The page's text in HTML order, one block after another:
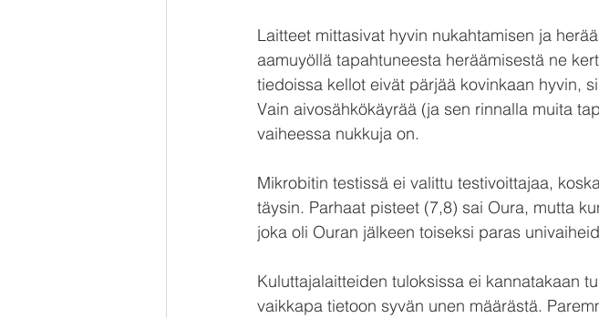
Laitteet mittasivat hyvin nukahtamisen ja
aamuyöllä tapahtuneesta heräämisestä ne
tiedoissa kellot eivät pärjää kovinkaan hyvin,
Vain aivosähkökäyrää (ja sen rinnalla muita
vaiheessa nukkuja on.
Mikrobitin testissä ei valittu testivoittajaa,
täysin. Parhaat pisteet (7,8) sai Oura, mutta
joka oli Ouran jälkeen toiseksi paras
Kuluttajalaitteiden tuloksissa ei kannatakaan
vaikkapa tietoon syvän unen määrästä.